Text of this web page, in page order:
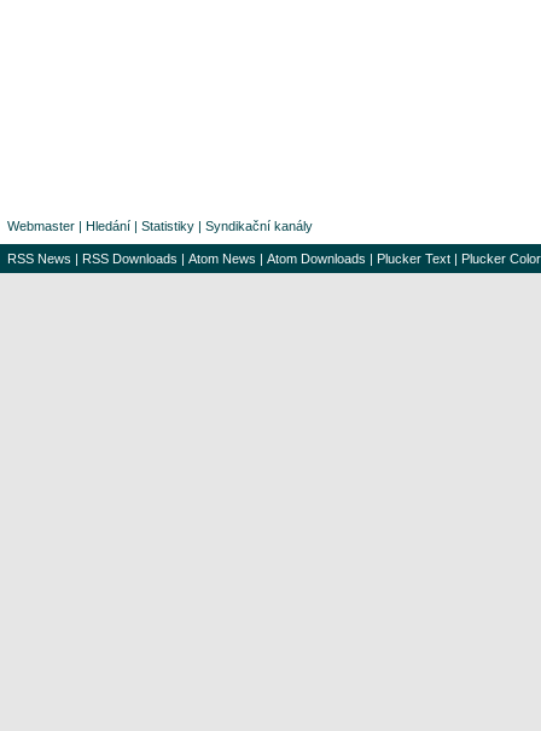
Webmaster | Hledání | Statistiky | Syndikační kanály
RSS News | RSS Downloads | Atom News | Atom Downloads | Plucker Text | Plucker Color